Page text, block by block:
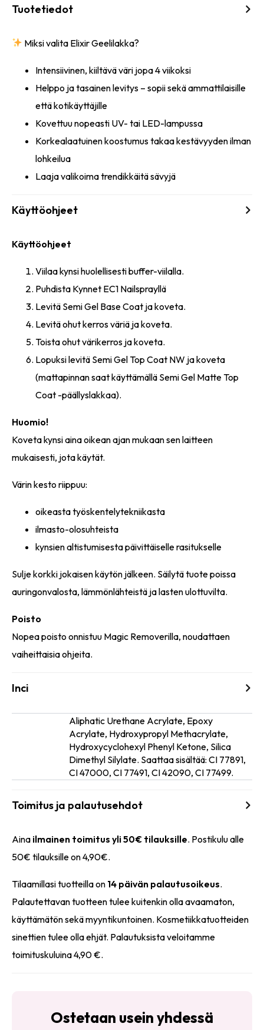
Tuotetiedot
Miksi valita Elixir Geelilakka?
Intensiivinen, kiiltävä väri jopa 4 viikoksi
Helppo ja tasainen levitys – sopii sekä ammattilaisille
että kotikäyttäjille
Kovettuu nopeasti UV- tai LED-lampussa
Korkealaatuinen koostumus takaa kestävyyden ilman
lohkeilua
Laaja valikoima trendikkäitä sävyjä
Käyttöohjeet
Käyttöohjeet
Viilaa kynsi huolellisesti buffer-viilalla.
Puhdista Kynnet EC1 Nailsprayllä
Levitä Semi Gel Base Coat ja koveta.
Levitä ohut kerros väriä ja koveta.
Toista ohut värikerros ja koveta.
Lopuksi levitä Semi Gel Top Coat NW ja koveta
(mattapinnan saat käyttämällä Semi Gel Matte Top
Coat -päällyslakkaa).
Huomio!
Koveta kynsi aina oikean ajan mukaan sen laitteen
mukaisesti, jota käytät.
Värin kesto riippuu:
oikeasta työskentelytekniikasta
ilmasto-olosuhteista
kynsien altistumisesta päivittäiselle rasitukselle
Sulje korkki jokaisen käytön jälkeen. Säilytä tuote poissa
auringonvalosta, lämmönlähteistä ja lasten ulottuvilta.
Poisto
Nopea poisto onnistuu Magic Removerilla, noudattaen
vaiheittaisia ohjeita.
Inci
Aliphatic Urethane Acrylate, Epoxy
Acrylate, Hydroxypropyl Methacrylate,
Hydroxycyclohexyl Phenyl Ketone, Silica
Dimethyl Silylate. Saattaa sisältää: CI 77891,
CI 47000, CI 77491, CI 42090, CI 77499.
Toimitus ja palautusehdot
Aina ilmainen toimitus yli 50€ tilauksille. Postikulu alle
50€ tilauksille on 4,90€.
Tilaamillasi tuotteilla on 14 päivän palautusoikeus.
Palautettavan tuotteen tulee kuitenkin olla avaamaton,
käyttämätön sekä myyntikuntoinen. Kosmetiikkatuotteiden
sinettien tulee olla ehjät. Palautuksista veloitamme
toimituskuluina 4,90 €.
Ostetaan usein yhdessä